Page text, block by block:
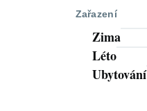
Zařazení
Zima
Léto
Ubytování